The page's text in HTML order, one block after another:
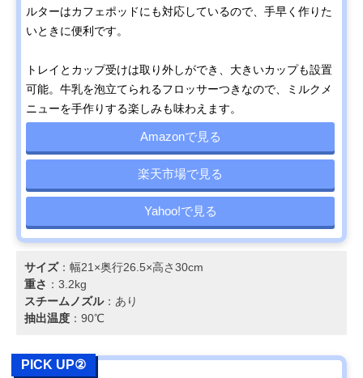
ルターはカフェポッドにも対応しているので、手早く作りた
いときに便利です。
トレイとカップ受けは取り外しができ、大きいカップも設置
可能。牛乳を泡立てられるフロッサーつきなので、ミルクメ
ニューを手作りする楽しみも味わえます。
Amazonで見る
楽天市場で見る
Yahoo!で見る
サイズ：幅21×奥行26.5×高さ30cm
重さ ：3.2kg
スチームノズル：あり
抽出温度 ：90℃
PICK UP②